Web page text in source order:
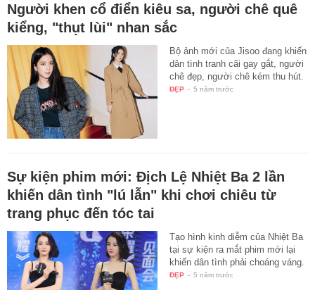
Người khen cổ điển kiêu sa, người chê quê
kiểng, "thụt lùi" nhan sắc
Bộ ảnh mới của Jisoo đang khiến
dân tình tranh cãi gay gắt, người
chê đẹp, người chê kém thu hút.
ĐẸP - 5 năm trước
Sự kiện phim mới: Địch Lệ Nhiệt Ba 2 lần
khiến dân tình "lú lẫn" khi chơi chiêu từ
trang phục đến tóc tai
Tạo hình kinh diễm của Nhiệt Ba
tại sự kiện ra mắt phim mới lại
khiến dân tình phải choáng váng.
ĐẸP - 5 năm trước